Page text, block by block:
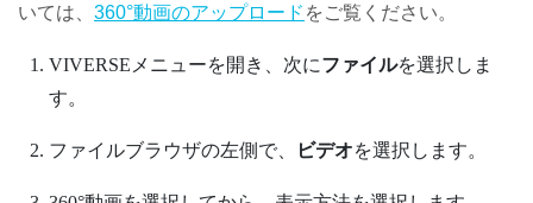
いては、 360°動画のアップロード をご覧ください。
VIVERSEメニューを開き、次にファイルを選択しま
す。
ファイルブラウザの左側で、 ビデオを選択します。